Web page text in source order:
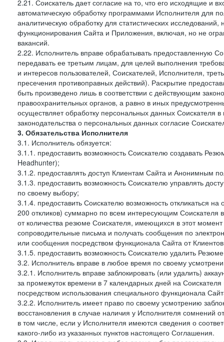
2.21. Соискатель дает согласие на то, что его исходящие и
автоматическую обработку программами Исполнителя для
аналитическую обработку для статистических
функционирования Сайта и Приложения, включая, но не
вакансий.
2.22. Исполнитель вправе обрабатывать предоставленную
передавать ее третьим лицам, для целей выполнения
и интересов пользователей, Соискателей, Исполнителя,
пресечения противоправных действий). Раскрытие
быть произведено лишь в соответствии с действующим
правоохранительных органов, а равно в иных
осуществляет обработку персональных данных Соискателя
законодательства о персональных данных согласие
3. Обязательства Исполнителя
3.1. Исполнитель обязуется:
3.1.1. предоставить возможность Соискателю создавать
Headhunter);
3.1.2. предоставлять доступ Клиентам Сайта и Анонимным
3.1.3. предоставить возможность Соискателю управлять
по своему выбору;
3.1.4. предоставить Соискателю возможность откликаться
200 откликов) суммарно по всем интересующим Соискателя
от количества резюме Соискателя, имеющихся в этот
сопроводительные письма и получать сообщения по
или сообщения посредством функционала Сайта от
3.1.5. предоставить возможность Соискателю удалить
3.2. Исполнитель вправе в любое время по своему
3.2.1. Исполнитель вправе заблокировать (или удалить)
за промежуток времени в 7 календарных дней на
посредством использования специального функционала
3.2.2. Исполнитель имеет право по своему усмотрению
восстановления в случае наличия у Исполнителя сомнений
в том числе, если у Исполнителя имеются сведения о
какого-либо из указанных пунктов настоящего Соглашения.